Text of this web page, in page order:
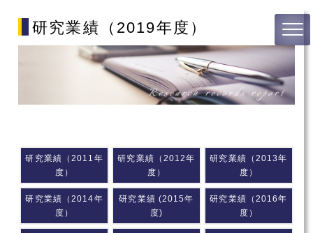
研究業績（2019年度）
研究業績（2011年
度）
研究業績（2012年
度）
研究業績（2013年
度）
研究業績（2014年
度）
研究業績 (2015年
度)
研究業績（2016年
度）